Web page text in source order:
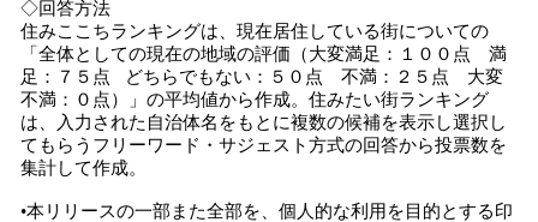
◇回答方法
住みここちランキングは、現在居住している街についての
「全体としての現在の地域の評価（大変満足：１００点 満
足：７５点 どちらでもない：５０点 不満：２５点 大変
不満：０点）」の平均値から作成。住みたい街ランキング
は、入力された自治体名をもとに複数の候補を表示し選択し
てもらうフリーワード・サジェスト方式の回答から投票数を
集計して作成。
•本リリースの一部また全部を、個人的な利用を目的とする印